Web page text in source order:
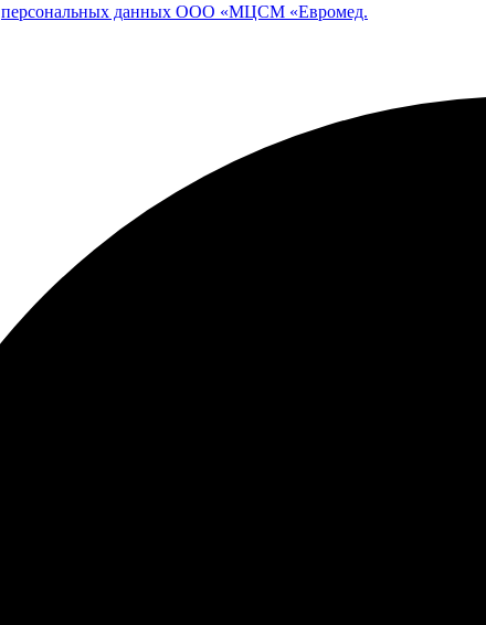
персональных данных ООО «МЦСМ «Евромед.